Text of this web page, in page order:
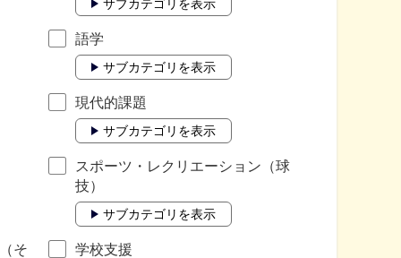
サブカテゴリを表示
語学
サブカテゴリを表示
現代的課題
サブカテゴリを表示
スポーツ・レクリエーション（球
技）
サブカテゴリを表示
そ 学校支援